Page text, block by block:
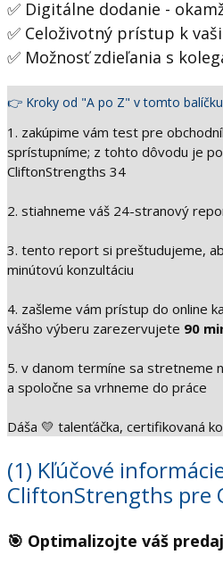
✅ Digitálne dodanie -
✅ Celoživotný prístup k
✅ Možnosť zdieľania s
👉 Kroky od "A po Z" v tomto balíčku
1. ⁠zakúpime vám test pre
sprístupníme; z tohto dôvodu je
CliftonStrengths 34
2. stiahneme váš 24-stranový
3. tento report si preštudujeme,
minútovú konzultáciu
4. zašleme vám prístup do online
vášho výberu zarezervujete 90
5. v danom termíne sa stretneme
a spoločne sa vrhneme do práce
Dáša 💛 talenťáčka, certifikovaná
(1) Kľúčové
CliftonStrengths pre
🎯 Optimalizojte váš